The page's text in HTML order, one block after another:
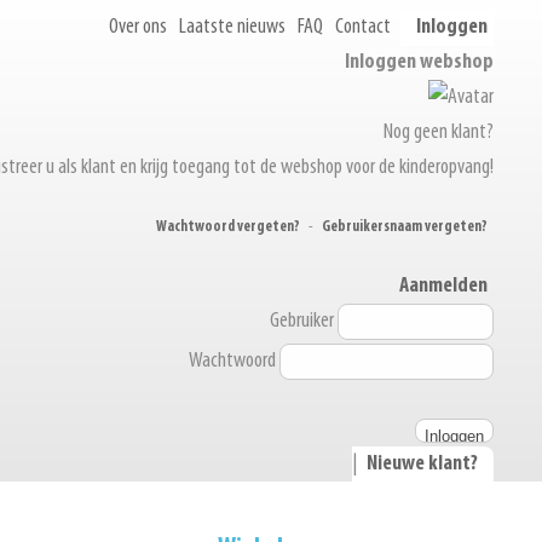
Over ons Laatste nieuws FAQ Contact
Inloggen
Inloggen webshop
Nog geen klant?
u als klant en krijg toegang tot de webshop voor de kinderopvang!
Wachtwoord vergeten? - Gebruikersnaam vergeten?
Aanmelden
Gebruiker
Wachtwoord
Nieuwe klant?